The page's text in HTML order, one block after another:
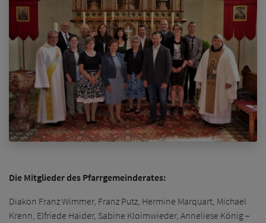
Die Mitglieder des Pfarrgemeinderates:
Diakon Franz Wimmer, Franz Putz, Hermine Marquart, Michael
Krenn, Elfriede Haider, Sabine Kloimwieder, Anneliese König –